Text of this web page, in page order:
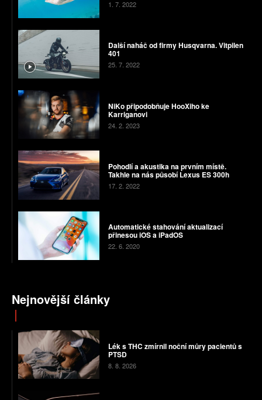
1. 7. 2022
Další naháč od firmy Husqvarna. Vitpilen
401
25. 7. 2022
NiKo připodobňuje HooXiho ke
Karriganovi
24. 2. 2023
Pohodlí a akustika na prvním místě.
Takhle na nás působí Lexus ES 300h
17. 2. 2022
Automatické stahování aktualizací
přinesou iOS a iPadOS
22. 6. 2020
Nejnovější články
Lék s THC zmírnil noční můry pacientů s
PTSD
8. 8. 2026